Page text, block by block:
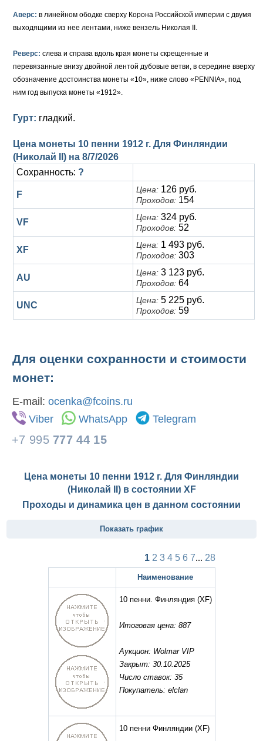
Памятные и донативные
Сибирские монеты
Для Молдавии и Валахии
Таврические монеты
Серебро
Медь
Для Пруссии
Альбертусталер
Анна Иоанновна (1730-1740)
Петр II (1727-1730)
Екатерина I (1725-1727)
Золото
Серебро
Медь
Аверс: в линейном ободке сверху Корона Российской империи с двумя
выходящими из нее лентами, ниже вензель Николая II.
Реверс: слева и справа вдоль края монеты скрещенные и
перевязанные внизу двойной лентой дубовые ветви, в середине вверху
обозначение достоинства монеты «10», ниже слово «PENNIA», под
ним год выпуска монеты «1912».
Гурт: гладкий.
Цена монеты 10 пенни 1912 г. Для Финляндии
(Николай II) на 8/7/2026
Сохранность: ?
F Цена: 126 руб.
Проходов: 154
VF Цена: 324 руб.
Проходов: 52
XF Цена: 1 493 руб.
Проходов: 303
AU Цена: 3 123 руб.
Проходов: 64
UNC Цена: 5 225 руб.
Проходов: 59
Для оценки сохранности и стоимости
монет:
E-mail: ocenka@fcoins.ru
Viber
WhatsApp Telegram
+7 995 777 44 15
Цена монеты 10 пенни 1912 г. Для Финляндии
(Николай II) в состоянии XF
Проходы и динамика цен в данном состоянии
Показать график
1 2 3 4 5 6 7... 28
Наименование
10 пенни. Финляндия(XF)
Итоговая цена: 887
Аукцион: Wolmar VIP
Закрыт: 30.10.2025
Число ставок: 35
Покупатель: elclan
10 пенни Финляндии(XF)